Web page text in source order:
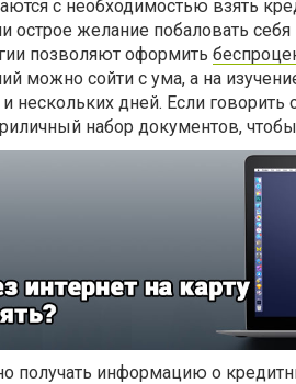
с необходимостью взять
острое желание побаловать
позволяют оформить
можно сойти с ума, а на
нескольких дней. Если говорить
набор документов,
получать информацию о